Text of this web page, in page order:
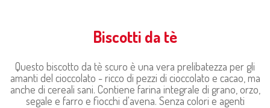
Biscotti da tè
Questo biscotto da tè scuro è una vera prelibatezza per gli
amanti del cioccolato - ricco di pezzi di cioccolato e cacao, ma
anche di cereali sani. Contiene farina integrale di grano, orzo,
segale e farro e fiocchi d'avena. Senza colori e agenti